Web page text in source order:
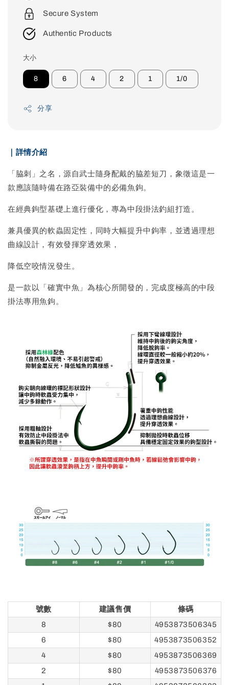
Secure System
Authentic Products
大小
8 6 4 2 1 1/0
分享
｜詳情介紹
「脇刺」之名，源自武士隨身配戴的脇差短刀，象徵這是一
款應該隨時備在路亞裝備中的必備魚鉤。
在經典鉤型基礎上進行優化，專為中段掛法釣組打造。
兼具優異的軟蟲固定性，同時大幅提升中鉤率，並透過理想
曲線設計，有效發揮穿透效果，
降低空咬情況發生。
是一款以「確實中魚」為核心所開發的，完成度極高的中段
掛法專用魚鉤。
號數 建議售價
條碼
8
$80
4953873506345
6
$80
4953873506352
4
$80
4953873506369
2
$80
4953873506376